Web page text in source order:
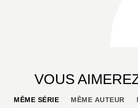
VOUS
MÊME SÉRIE MÊME AUTEUR